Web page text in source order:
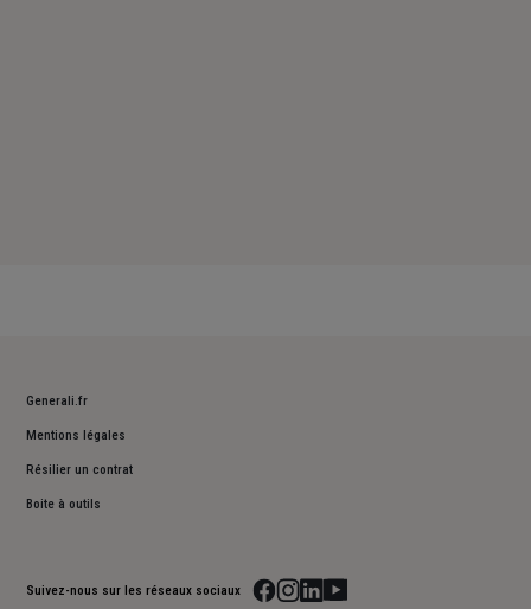
Generali.fr
Mentions légales
Résilier un contrat
Boite à outils
Suivez-nous sur les réseaux sociaux